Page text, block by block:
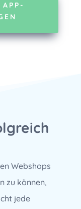
Webshops
zu können,
jede